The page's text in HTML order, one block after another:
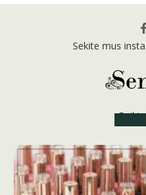
Sekite mus